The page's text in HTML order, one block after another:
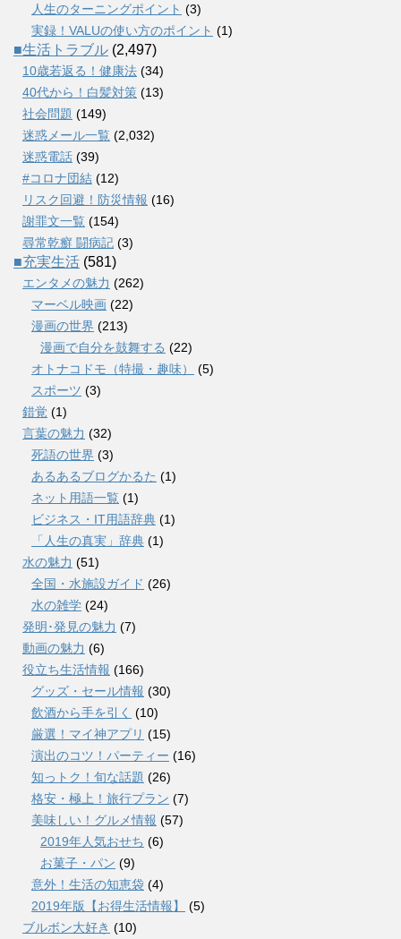
人生のターニングポイント (3)
実録！VALUの使い方のポイント (1)
■生活トラブル (2,497)
10歳若返る！健康法 (34)
40代から！白髪対策 (13)
社会問題 (149)
迷惑メール一覧 (2,032)
迷惑電話 (39)
#コロナ団結 (12)
リスク回避！防災情報 (16)
謝罪文一覧 (154)
尋常乾癬 闘病記 (3)
■充実生活 (581)
エンタメの魅力 (262)
マーベル映画 (22)
漫画の世界 (213)
漫画で自分を鼓舞する (22)
オトナコドモ（特撮・趣味）
(5)
スポーツ (3)
錯覚 (1)
言葉の魅力 (32)
死語の世界 (3)
あるあるブログかるた (1)
ネット用語一覧 (1)
ビジネス・IT用語辞典 (1)
「人生の真実」辞典 (1)
水の魅力 (51)
全国・水施設ガイド (26)
水の雑学 (24)
発明･発見の魅力 (7)
動画の魅力 (6)
役立ち生活情報 (166)
グッズ・セール情報 (30)
飲酒から手を引く (10)
厳選！マイ神アプリ (15)
演出のコツ！パーティー (16)
知っトク！旬な話題 (26)
格安・極上！旅行プラン (7)
美味しい！グルメ情報 (57)
2019年人気おせち (6)
お菓子・パン (9)
意外！生活の知恵袋 (4)
2019年版【お得生活情報】
(5)
ブルボン大好き (10)